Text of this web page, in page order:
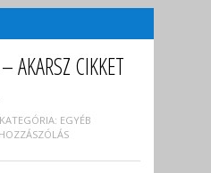
AKARSZ CIKKET
KATEGÓRIA: EGYÉB